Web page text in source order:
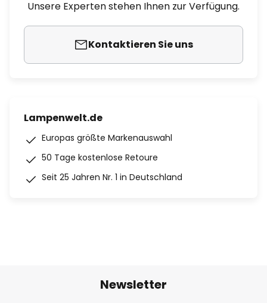
Unsere Experten stehen Ihnen zur Verfügung.
Kontaktieren Sie uns
Lampenwelt.de
Europas größte Markenauswahl
50 Tage kostenlose Retoure
Seit 25 Jahren Nr. 1 in Deutschland
Newsletter